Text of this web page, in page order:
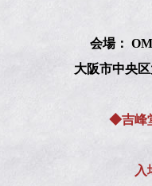
（最終
会場：
大阪市中央
◆吉峰堂
入場料